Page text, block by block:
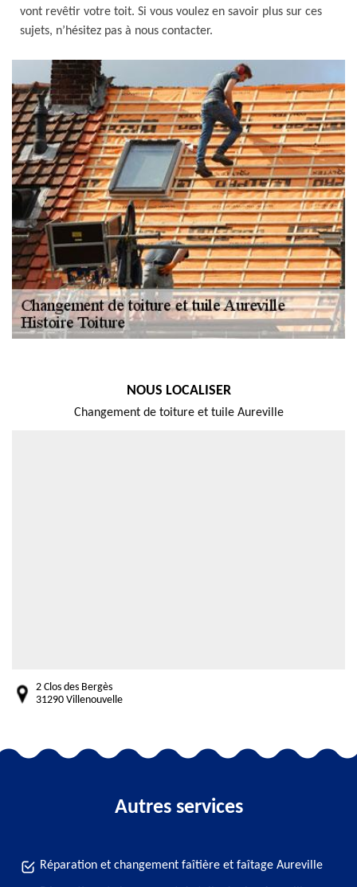
vont revêtir votre toit. Si vous voulez en savoir plus sur ces
sujets, n’hésitez pas à nous contacter.
NOUS LOCALISER
Changement de toiture et tuile Aureville
2 Clos des Bergès
31290 Villenouvelle
Autres services
Réparation et changement faîtière et faîtage Aureville